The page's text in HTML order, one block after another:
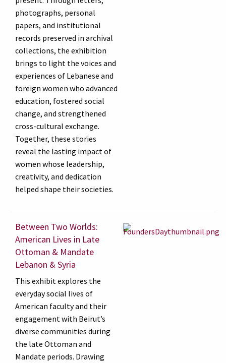
photographs, personal
papers, and institutional
records preserved in archival
collections, the exhibition
brings to light the voices and
experiences of Lebanese and
foreign women who advanced
education, fostered social
change, and strengthened
cross-cultural exchange.
Together, these stories
reveal the lasting impact of
women whose leadership,
creativity, and dedication
helped shape their societies.
Between Two Worlds:
American Lives in Late
Ottoman & Mandate
Lebanon & Syria
This exhibit explores the
everyday social lives of
American faculty and their
engagement with Beirut’s
diverse communities during
the late Ottoman and
Mandate periods. Drawing